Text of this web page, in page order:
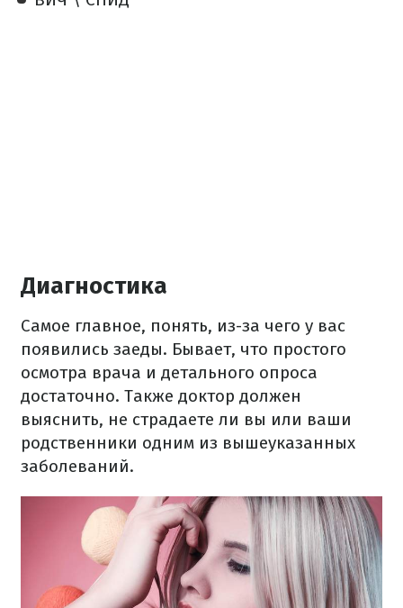
Диагностика
Самое главное, понять, из-за чего у вас
появились заеды. Бывает, что простого
осмотра врача и детального опроса
достаточно. Также доктор должен
выяснить, не страдаете ли вы или ваши
родственники одним из вышеуказанных
заболеваний.